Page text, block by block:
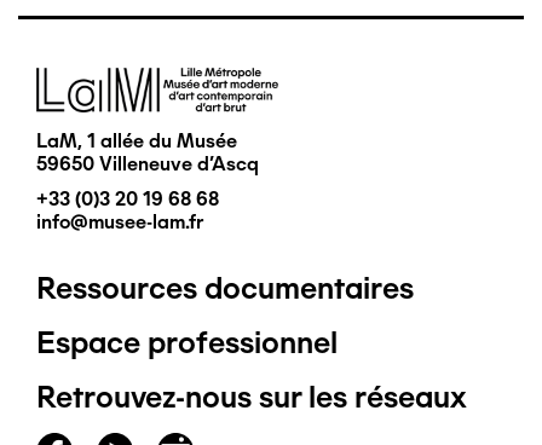
Image
LaM, 1 allée du Musée
59650 Villeneuve d'Ascq
+33 (0)3 20 19 68 68
info@musee-lam.fr
Pied
de
page
Ressources documentaires
Espace professionnel
Retrouvez-nous sur les réseaux